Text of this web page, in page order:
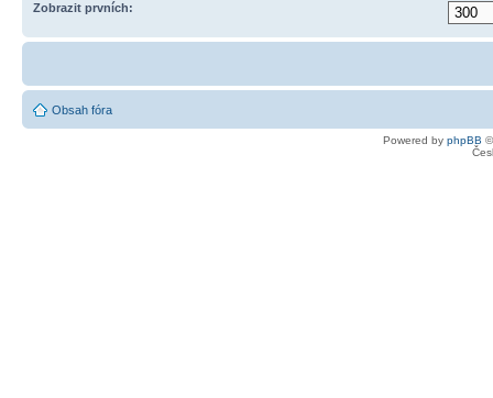
Zobrazit prvních:
Obsah fóra
Powered by phpBB